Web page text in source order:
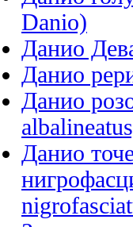
Danio)
Данио
Данио
Данио
Данио